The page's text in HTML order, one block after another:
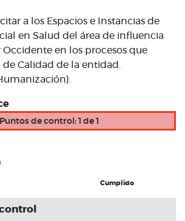
a los Espacios e Instancias de
en Salud del área de influencia
Occidente en los procesos que
Calidad de la entidad.
Puntos de control: 1 de 1
Cumplido